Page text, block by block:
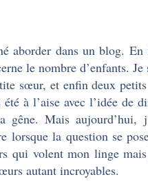
aborder dans un blog.
le nombre d’enfants. Je
sœur, et enfin deux
à l’aise avec l’idée de
Mais aujourd’hui,
lorsque la question se
qui volent mon linge
autant incroyables.